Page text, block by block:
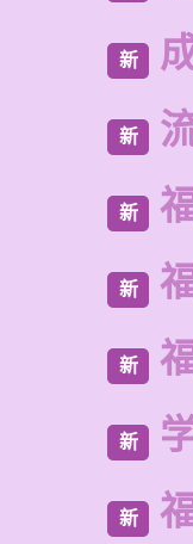
新
新
新
新
新
新
新